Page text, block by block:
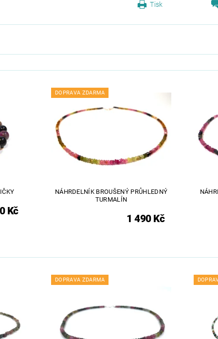
Tisk
Kč
DOPRAVA ZDARMA
NÁHRDELNÍK BROUŠENÝ PRŮHLEDNÝ
TURMALÍN
1 490 Kč
DOPRAVA ZDARMA